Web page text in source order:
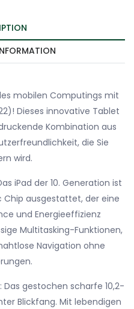
mobilen Computings mit
Dieses innovative Tablet
Kombination aus
die Sie
wird.
iPad der 10. Generation ist
Chip ausgestattet, der eine
und Energieeffizienz
Multitasking-Funktionen,
Navigation ohne
Das gestochen scharfe 10,2-
Blickfang. Mit lebendigen